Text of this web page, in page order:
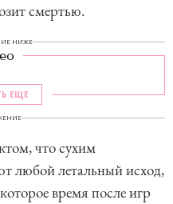
смертью.
НИЖЕ
ЕЩЕ
что сухим
любой летальный исход,
время после игр